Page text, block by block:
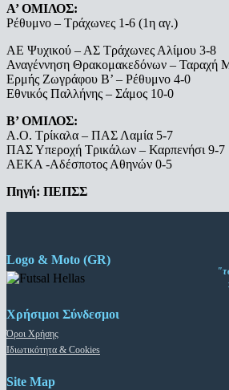
Α’ ΟΜΙΛΟΣ:
Ρέθυμνο – Τράχωνες 1-6 (1η αγ.)
ΑΕ Ψυχικού – ΑΣ Τράχωνες Αλίμου 3-8
Αναγέννηση Θρακομακεδόνων – Ταραχή
Ερμής Ζωγράφου Β’ – Ρέθυμνο 4-0
Εθνικός Παλλήνης – Σάμος 10-0
Β’ ΟΜΙΛΟΣ:
Α.Ο. Τρίκαλα – ΠΑΣ Λαμία 5-7
ΠΑΣ Υπεροχή Τρικάλων – Καρπενήσι 9-7
ΑΕΚΑ -Αδέσποτος Αθηνών 0-5
Πηγή: ΠΕΠΣΣ
Logo & Moto (GR)
Χρήσιμοι Σύνδεσμοι
Όροι Χρήσης
Ιδιωτικότητα & Cookies
Site Map